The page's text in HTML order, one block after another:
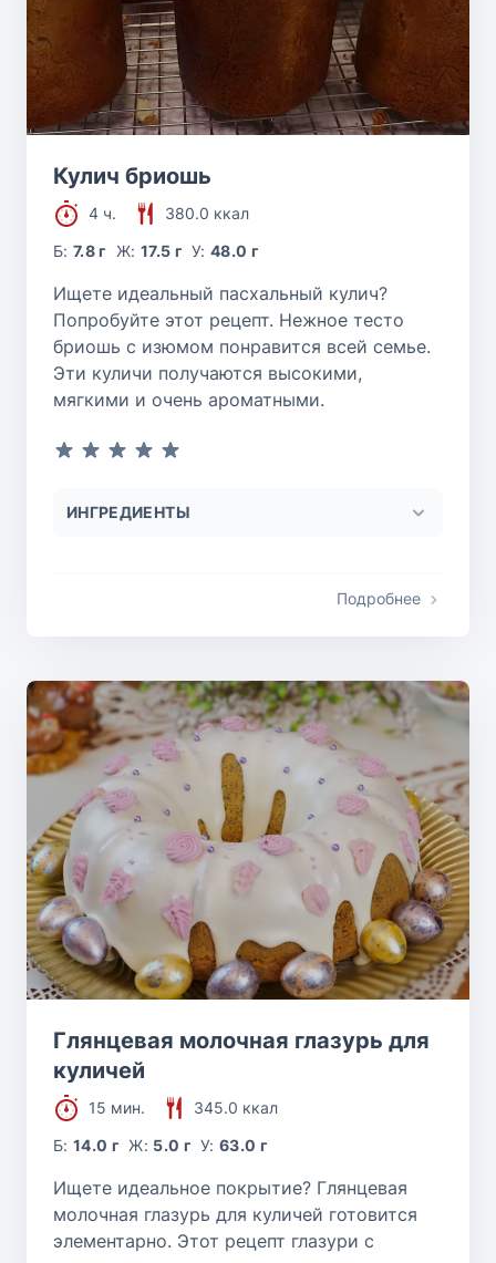
Кулич бриошь
4 ч.
380.0 ккал
Б:7.8 г Ж: 17.5 г У:48.0 г
Ищете идеальный пасхальный кулич?
Попробуйте этот рецепт. Нежное тесто
бриошь с изюмом понравится всей семье.
Эти куличи получаются высокими,
мягкими и очень ароматными.
ИНГРЕДИЕНТЫ
Подробнее
Глянцевая молочная глазурь для
куличей
15 мин.
345.0 ккал
Б:14.0 г Ж: 5.0 г У:63.0 г
Ищете идеальное покрытие? Глянцевая
молочная глазурь для куличей готовится
элементарно. Этот рецепт глазури с